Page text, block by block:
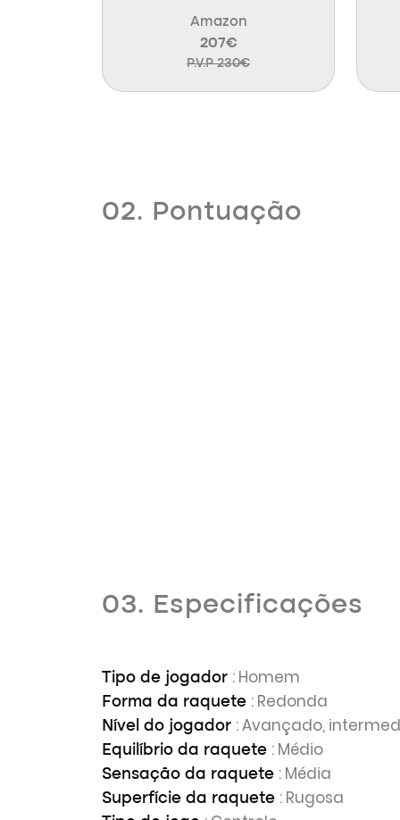
Amazon
207€
P.V.P 230€
02. Pontuação
03. Especificações
Tipo de jogador : Homem
Forma da raquete : Redonda
Nível do jogador : Avançado,
Equilíbrio da raquete : Médio
Sensação da raquete : Média
Superfície da raquete : Rugosa